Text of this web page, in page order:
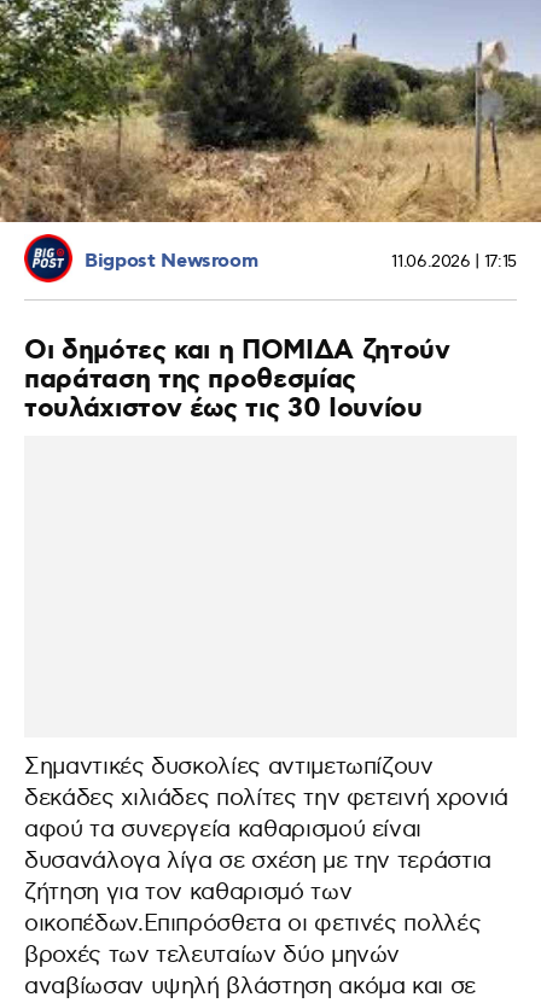
Bigpost Newsroom 11.06.2026 | 17:15
Οι δημότες και η ΠΟΜΙΔΑ ζητούν
παράταση της προθεσμίας
τουλάχιστον έως τις 30 Ιουνίου
Σημαντικές δυσκολίες αντιμετωπίζουν
δεκάδες χιλιάδες πολίτες την φετεινή χρονιά
αφού τα συνεργεία καθαρισμού είναι
δυσανάλογα λίγα σε σχέση με την τεράστια
ζήτηση για τον καθαρισμό των
οικοπέδων.Επιπρόσθετα οι φετινές πολλές
βροχές των τελευταίων δύο μηνών
αναβίωσαν υψηλή βλάστηση ακόμα και σε